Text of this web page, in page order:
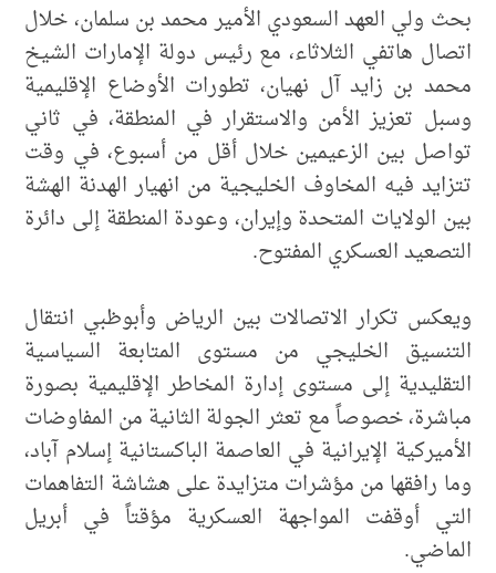
بحث ولي العهد السعودي الأمير محمد بن سلمان، خلال
اتصال هاتفي الثلاثاء، مع رئيس دولة الإمارات الشيخ
محمد بن زايد آل نهيان، تطورات الأوضاع الإقليمية
وسبل تعزيز الأمن والاستقرار في المنطقة، في ثاني
تواصل بين الزعيمين خلال أقل من أسبوع، في وقت
تتزايد فيه المخاوف الخليجية من انهيار الهدنة الهشة
بين الولايات المتحدة وإيران، وعودة المنطقة إلى دائرة
التصعيد العسكري المفتوح.
ويعكس تكرار الاتصالات بين الرياض وأبوظبي انتقال
التنسيق الخليجي من مستوى المتابعة السياسية
التقليدية إلى مستوى إدارة المخاطر الإقليمية بصورة
مباشرة، خصوصاً مع تعثر الجولة الثانية من المفاوضات
الأميركية الإيرانية في العاصمة الباكستانية إسلام آباد،
وما رافقها من مؤشرات متزايدة على هشاشة التفاهمات
التي أوقفت المواجهة العسكرية مؤقتاً في أبريل
الماضي.